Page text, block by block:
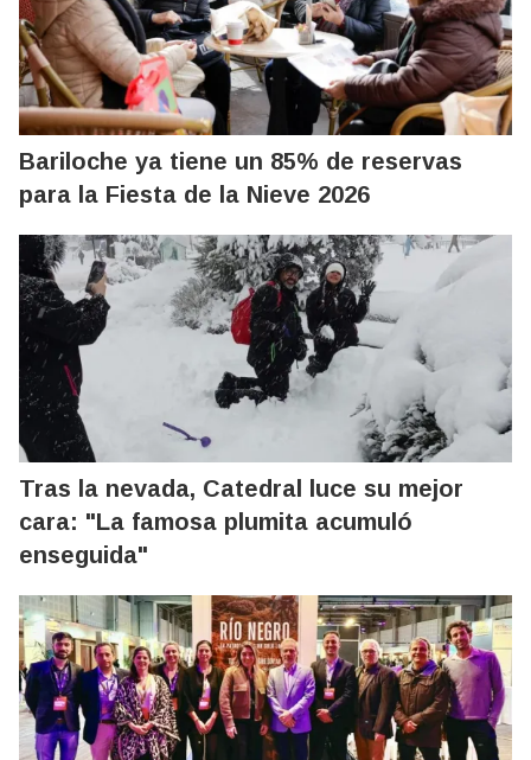
Bariloche ya tiene un 85% de reservas
para la Fiesta de la Nieve 2026
Tras la nevada, Catedral luce su mejor
cara: "La famosa plumita acumuló
enseguida"